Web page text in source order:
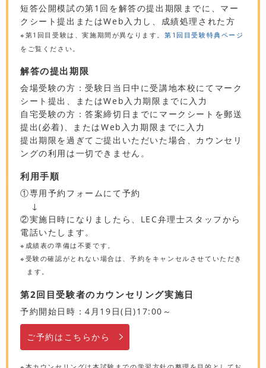
短答公開模試の第1回を解答の提出期限までに、マー
クシート提出またはWeb入力し、成績処理された方
※第1回目受験は、実施期間が異なります。第1回目受験特典ページ
をご覧ください。
解答の提出期限
会場受験の方：受験日当日中に受講地本校にてマーク
シート提出、またはWeb入力期限までに入力
自宅受験の方：答案締切日までにマークシートを郵送
提出(必着)、またはWeb入力期限までに入力
提出期限を過ぎてご提出いただいた場合、カウンセリ
ングの利用は一切できません。
利用手順
①専用予約フォームにて予約
↓
②実施日時になりましたら、LEC弁理士スタッフから
電話いたします。
※成績表の準備は不要です。
※受験の確認がとれない場合は、予約をキャンセルさせていただき
ます。
第2回目受験者のカウンセリング実施日
予約開始日時：4月19日(日)17:00～
ご予約はこちらから